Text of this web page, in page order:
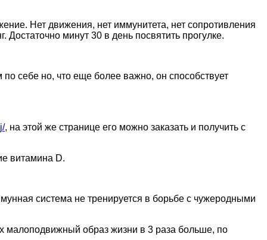
Нет движения, нет иммунитета, нет сопротивления
минут 30 в день посвятить прогулке.
себе но, что еще более важно, он способствует
, на этой же странице его можно заказать и получить с
витамина D.
система не тренируется в борьбе с чужеродными
малоподвижный образ жизни в 3 раза больше, по